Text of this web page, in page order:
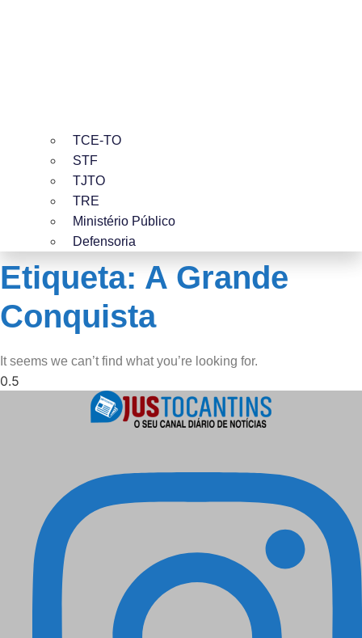
TCE-TO
STF
TJTO
TRE
Ministério Público
Defensoria
Etiqueta: A Grande
Conquista
It seems we can’t find what you’re looking for.